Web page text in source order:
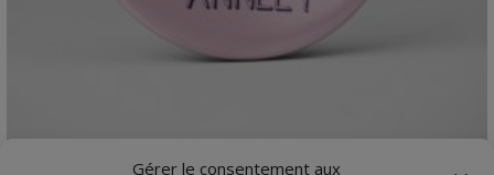
Gérer le consentement aux